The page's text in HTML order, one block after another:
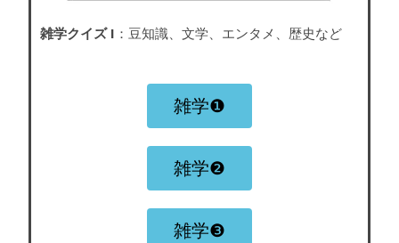
雑学クイズ I ：豆知識、文学、エンタメ、歴史など
雑学❶
雑学❷
雑学❸